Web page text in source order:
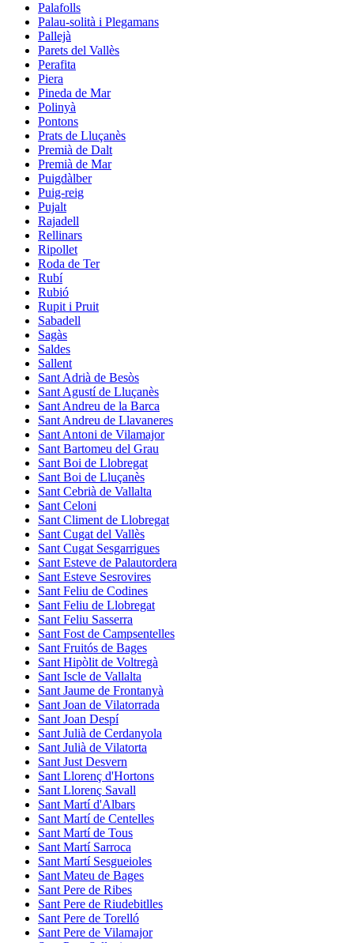
Palafolls
Palau-solità i Plegamans
Pallejà
Parets del Vallès
Perafita
Piera
Pineda de Mar
Polinyà
Pontons
Prats de Lluçanès
Premià de Dalt
Premià de Mar
Puigdàlber
Puig-reig
Pujalt
Rajadell
Rellinars
Ripollet
Roda de Ter
Rubí
Rubió
Rupit i Pruit
Sabadell
Sagàs
Saldes
Sallent
Sant Adrià de Besòs
Sant Agustí de Lluçanès
Sant Andreu de la Barca
Sant Andreu de Llavaneres
Sant Antoni de Vilamajor
Sant Bartomeu del Grau
Sant Boi de Llobregat
Sant Boi de Lluçanès
Sant Cebrià de Vallalta
Sant Celoni
Sant Climent de Llobregat
Sant Cugat del Vallès
Sant Cugat Sesgarrigues
Sant Esteve de Palautordera
Sant Esteve Sesrovires
Sant Feliu de Codines
Sant Feliu de Llobregat
Sant Feliu Sasserra
Sant Fost de Campsentelles
Sant Fruitós de Bages
Sant Hipòlit de Voltregà
Sant Iscle de Vallalta
Sant Jaume de Frontanyà
Sant Joan de Vilatorrada
Sant Joan Despí
Sant Julià de Cerdanyola
Sant Julià de Vilatorta
Sant Just Desvern
Sant Llorenç d'Hortons
Sant Llorenç Savall
Sant Martí d'Albars
Sant Martí de Centelles
Sant Martí de Tous
Sant Martí Sarroca
Sant Martí Sesgueioles
Sant Mateu de Bages
Sant Pere de Ribes
Sant Pere de Riudebitlles
Sant Pere de Torelló
Sant Pere de Vilamajor